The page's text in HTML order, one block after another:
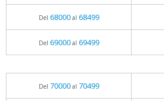
Del 68000al 68499
Del 69000al 69499
Del 70000al 70499